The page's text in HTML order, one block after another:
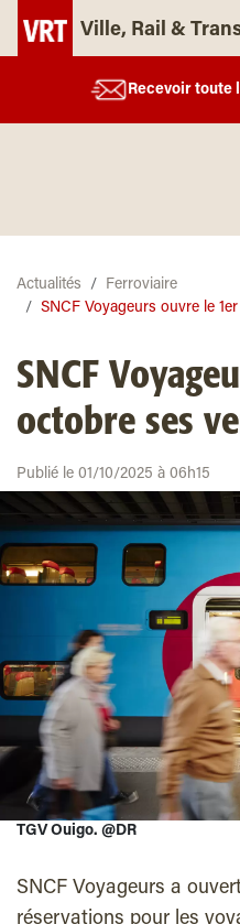
Ville, Rail &
Recevoir toute
Actualités
Ferroviaire
SNCF Voyageurs ouvre le
SNCF
octobre ses
Publié le 01/10/2025 à 06h15
TGV Ouigo. @DR
SNCF Voyageurs a
réservations pour les